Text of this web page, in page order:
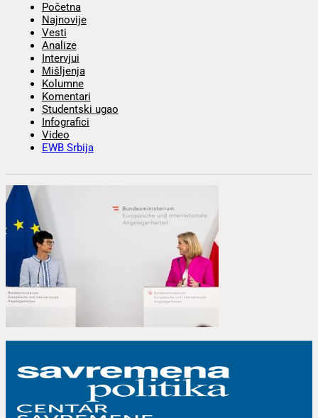
Početna
Najnovije
Vesti
Analize
Intervjui
Mišljenja
Kolumne
Komentari
Studentski ugao
Infografici
Video
EWB Srbija